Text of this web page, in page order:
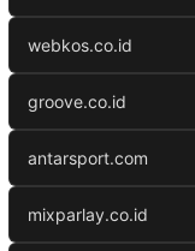
webkos.co.id
groove.co.id
antarsport.com
mixparlay.co.id